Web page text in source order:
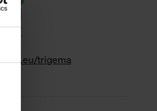
info.eu/trigema